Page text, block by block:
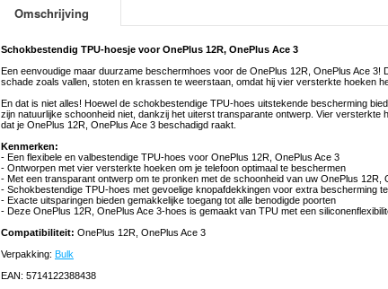
Omschrijving
Schokbestendig TPU-hoesje voor OnePlus 12R, OnePlus Ace 3
Een eenvoudige maar duurzame beschermhoes voor de OnePlus 12R, OnePlus Ace 3!
schade zoals vallen, stoten en krassen te weerstaan, omdat hij vier versterkte hoeken
En dat is niet alles! Hoewel de schokbestendige TPU-hoes uitstekende bescherming
zijn natuurlijke schoonheid niet, dankzij het uiterst transparante ontwerp. Vier
dat je OnePlus 12R, OnePlus Ace 3 beschadigd raakt.
Kenmerken:
- Een flexibele en valbestendige TPU-hoes voor OnePlus 12R, OnePlus Ace 3
- Ontworpen met vier versterkte hoeken om je telefoon optimaal te beschermen
- Met een transparant ontwerp om te pronken met de schoonheid van uw OnePlus 12R,
- Schokbestendige TPU-hoes met gevoelige knopafdekkingen voor extra bescherming
- Exacte uitsparingen bieden gemakkelijke toegang tot alle benodigde poorten
- Deze OnePlus 12R, OnePlus Ace 3-hoes is gemaakt van TPU met een
Compatibiliteit: OnePlus 12R, OnePlus Ace 3
Verpakking: Bulk
EAN: 5714122388438